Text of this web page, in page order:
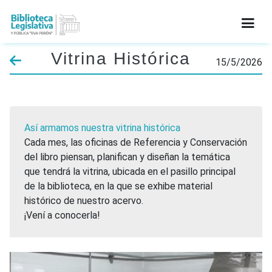
INICIO
INFORMACIÓN LEGAL
CATÁLOGO
NOVEDADES
Vitrina Histórica 15/5/2026
Así armamos nuestra vitrina histórica
Cada mes, las oficinas de Referencia y Conservación
del libro piensan, planifican y diseñan la temática
que tendrá la vitrina, ubicada en el pasillo principal
de la biblioteca, en la que se exhibe material
histórico de nuestro acervo.
¡Vení a conocerla!